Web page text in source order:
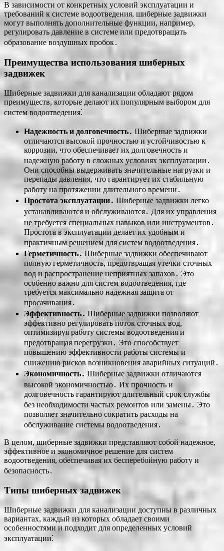
В зависимости от конкретных условий эксплуатации и
требований к системе водоотведения, шиберные задвижки
могут выполнять дополнительные функции, например,
регулировать давление в системе или предотвращать
образование воздушных пробок․
Преимущества использования шиберных
задвижек
Шиберные задвижки для канализации обладают рядом
преимуществ, которые делают их популярным выбором для
систем водоотведения⁚
Надежность и долговечность․ Шиберные задвижки
отличаются высокой прочностью и устойчивостью к
коррозии, что обеспечивает их долговечность и
надежную работу в сложных условиях эксплуатации․
Они способны выдерживать значительные нагрузки и
перепады давления, что гарантирует их стабильную
работу на протяжении длительного времени․
Простота эксплуатации․ Шиберные задвижки легко
устанавливаются и обслуживаются․ Для их управления
не требуется специальных навыков или инструментов․
Простота в эксплуатации делает их удобным и
практичным решением для систем водоотведения․
Герметичность․ Шиберные задвижки обеспечивают
полную герметичность, предотвращая утечки сточных
вод и распространение неприятных запахов․ Это
особенно важно для систем водоотведения, где
требуется максимально надежная защита от
просачивания․
Эффективность․ Шиберные задвижки позволяют
эффективно регулировать поток сточных вод,
оптимизируя работу системы водоотведения и
предотвращая перегрузки․ Это способствует
повышению эффективности работы системы и
снижению рисков возникновения аварийных ситуаций․
Экономичность․ Шиберные задвижки отличаются
высокой экономичностью․ Их прочность и
долговечность гарантируют длительный срок службы
без необходимости частых ремонтов или замены․ Это
позволяет значительно сократить расходы на
обслуживание системы водоотведения․
В целом, шиберные задвижки представляют собой надежное,
эффективное и экономичное решение для систем
водоотведения, обеспечивая их бесперебойную работу и
безопасность․
Типы шиберных задвижек
Шиберные задвижки для канализации доступны в различных
вариантах, каждый из которых обладает своими
особенностями и подходит для определенных условий
эксплуатации⁚